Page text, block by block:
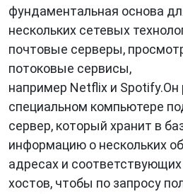
фундаментальная основа
нескольких сетевых
почтовые серверы,
потоковые сервисы,
например Netflix и Spotify.Он
специальном компьютере
сервер, который хранит в
информацию о нескольких
адресах и
хостов, чтобы по запросу